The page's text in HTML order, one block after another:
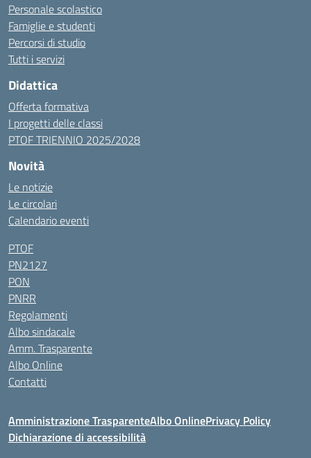
Personale scolastico
Famiglie e studenti
Percorsi di studio
Tutti i servizi
Didattica
Offerta formativa
I progetti delle classi
PTOF TRIENNIO 2025/2028
Novità
Le notizie
Le circolari
Calendario eventi
PTOF
PN2127
PON
PNRR
Regolamenti
Albo sindacale
Amm. Trasparente
Albo Online
Contatti
Amministrazione TrasparenteAlbo OnlinePrivacy Policy
Dichiarazione di accessibilità